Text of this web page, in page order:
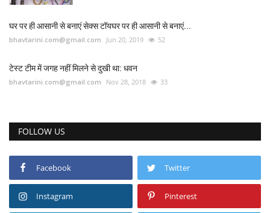
घर पर ही आसानी से बनाएं सेक्स टॉयघर पर ही आसानी से बनाएं...
bhavtarini.com@gmail.com Jun 20, 2019 52
टेस्ट टीम में जगह नहीं मिलने से दुखी था: धवन
bhavtarini.com@gmail.com Nov 28, 2018 33
FOLLOW US
Facebook Twitter
Instagram Pinterest